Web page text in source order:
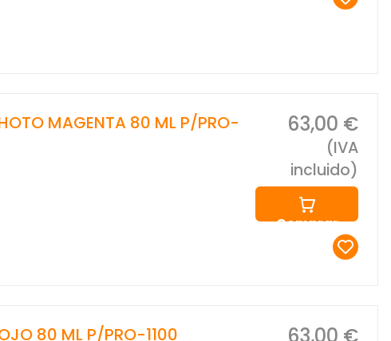
MAGENTA 80 ML P/PRO-
63,00 €
(IVA
incluido)
Comprar
80 ML P/PRO-1100 63,00 €